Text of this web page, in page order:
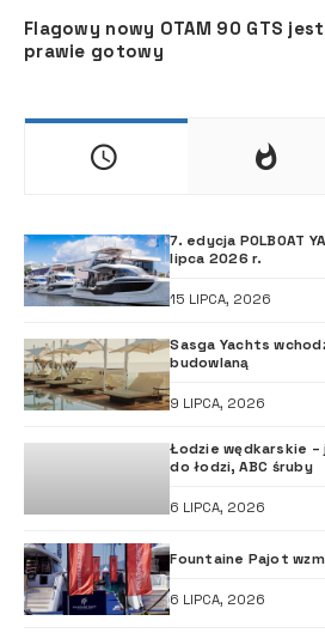
Flagowy nowy OTAM 90 GTS jest
prawie gotowy
7. edycja POLBOAT
lipca 2026 r.
15 LIPCA, 2026
Sasga Yachts
budowlaną
9 LIPCA, 2026
Łodzie wędkarskie
do łodzi, ABC śruby
6 LIPCA, 2026
Fountaine Pajot
6 LIPCA, 2026